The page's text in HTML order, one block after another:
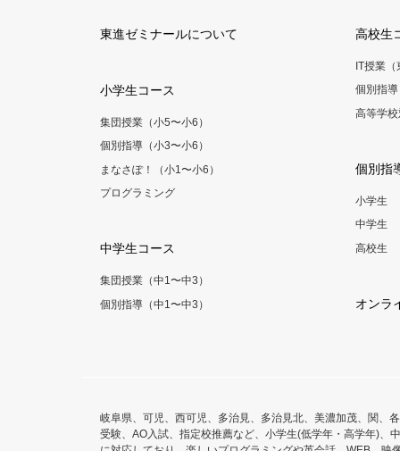
東進ゼミナールについて
小学生コース
集団授業（小5〜小6）
個別指導（小3〜小6）
まなさぽ！（小1〜小6）
プログラミング
中学生コース
集団授業（中1〜中3）
個別指導（中1〜中3）
高校生
IT授業（
個別指
高等学
個別指
小学生
中学生
高校生
オンラ
岐阜県、可児、西可児、多治見、多治見北、美濃加茂、関、
受験、AO入試、指定校推薦など、小学生(低学年・高学年)、